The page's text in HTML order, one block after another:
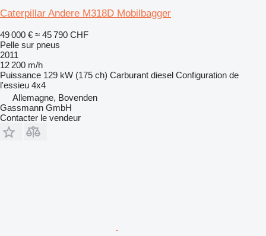
Caterpillar Andere M318D Mobilbagger
49 000 € ≈ 45 790 CHF
Pelle sur pneus
2011
12 200 m/h
Puissance 129 kW (175 ch) Carburant diesel Configuration de
l'essieu 4x4
Allemagne, Bovenden
Gassmann GmbH
Contacter le vendeur